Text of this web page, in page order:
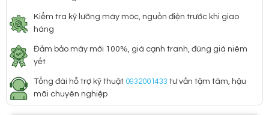
Kiểm tra kỹ lưỡng máy móc, nguồn điện trước khi giao
hàng
Đảm bảo máy mới 100%, giá cạnh tranh, đúng giá niêm
yết
Tổng đài hỗ trợ kỹ thuật 0932001433 tư vấn tậm tâm, hậu
mãi chuyên nghiệp